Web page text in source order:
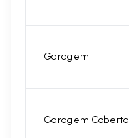
Garagem
Garagem Coberta